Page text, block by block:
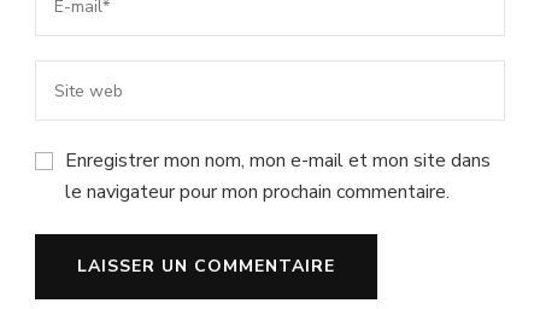
Enregistrer mon nom, mon e-mail et mon site dans
le navigateur pour mon prochain commentaire.